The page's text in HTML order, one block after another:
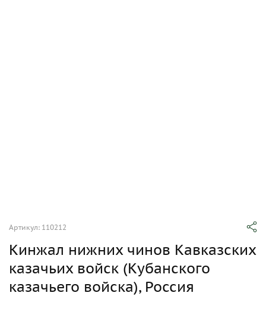
Артикул: 110212
Кинжал нижних чинов Кавказских
казачьих войск (Кубанского
казачьего войска), Россия